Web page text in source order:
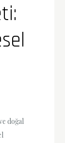
doğal